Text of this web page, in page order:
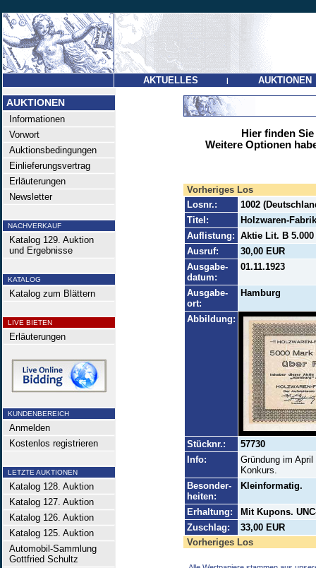
AKTUELLES | AUKTIONEN
AUKTIONEN
Informationen
Vorwort
Auktionsbedingungen
Einlieferungsvertrag
Erläuterungen
Newsletter
NACHVERKAUF
Katalog 129. Auktion
und Ergebnisse
KATALOG
Katalog zum Blättern
LIVE BIETEN
Erläuterungen
KUNDENBEREICH
Anmelden
Kostenlos registrieren
LETZTE AUKTIONEN
Katalog 128. Auktion
Katalog 127. Auktion
Katalog 126. Auktion
Katalog 125. Auktion
Automobil-Sammlung
Gottfried Schultz
Hier finden
Weitere Optionen
Vorheriges Los
Losnr.:
1002
Titel:
Holzwaren-
Auflistung: Aktie Lit. B 5.000
Ausruf:
30,00 EUR
Ausgabe-
datum:
01.11.1923
Ausgabe-
ort:
Hamburg
Abbildung:
Stücknr.:
57730
Info:
Gründung im
Konkurs.
Besonder-
heiten:
Kleinformatig.
Erhaltung:
Mit Kupons.
Zuschlag:
33,00 EUR
Vorheriges Los